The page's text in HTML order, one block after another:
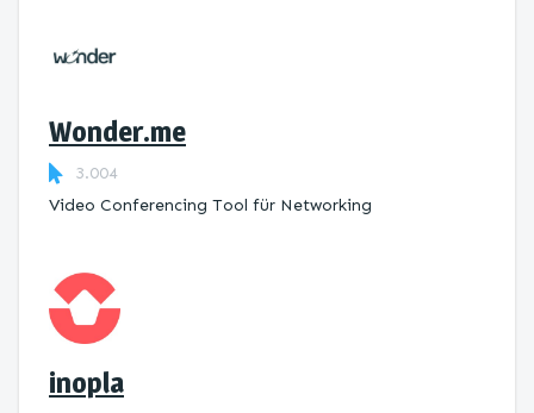
Wonder.me
3.004
Video Conferencing Tool für Networking
inopla